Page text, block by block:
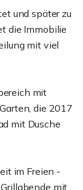
und später zu
die Immobilie
mit viel
mit
die 2017
mit Dusche
im Freien -
mit